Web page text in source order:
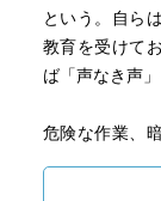
という。自ら
教育を受けて
ば「声なき声
危険な作業、
ともある。事